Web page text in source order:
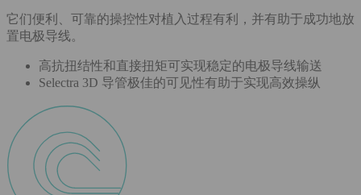
它们便利、可靠的操控性对植入过程有利，并有助于成功地放
置电极导线。
高抗扭结性和直接扭矩可实现稳定的电极导线输送
Selectra 3D 导管极佳的可见性有助于实现高效操纵